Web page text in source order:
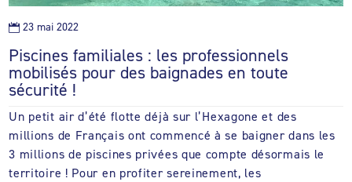
Piscines familiales : les professionnels
mobilisés pour des baignades en toute
sécurité !
Un petit air d’été flotte déjà sur l’Hexagone et des
millions de Français ont commencé à se baigner dans les
3 millions de piscines privées que compte désormais le
territoire ! Pour en profiter sereinement, les
 23 mai 2022